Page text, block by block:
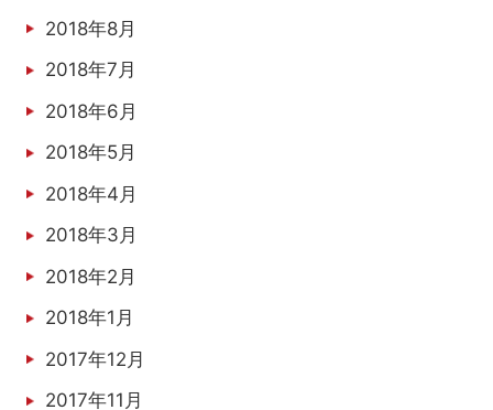
2018年8月
2018年7月
2018年6月
2018年5月
2018年4月
2018年3月
2018年2月
2018年1月
2017年12月
2017年11月